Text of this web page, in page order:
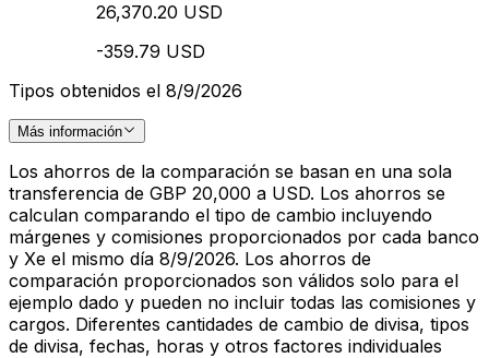
26,370.20 USD
-359.79 USD
Tipos obtenidos el 8/9/2026
Más información
Los ahorros de la comparación se basan en una sola
transferencia de GBP 20,000 a USD. Los ahorros se
calculan comparando el tipo de cambio incluyendo
márgenes y comisiones proporcionados por cada banco
y Xe el mismo día 8/9/2026. Los ahorros de
comparación proporcionados son válidos solo para el
ejemplo dado y pueden no incluir todas las comisiones y
cargos. Diferentes cantidades de cambio de divisa, tipos
de divisa, fechas, horas y otros factores individuales